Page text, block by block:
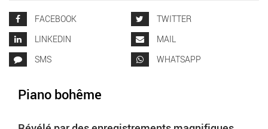
FACEBOOK
TWITTER
LINKEDIN
MAIL
SMS
WHATSAPP
Piano bohême